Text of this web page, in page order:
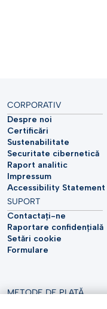
CORPORATIV
Despre noi
Certificări
Sustenabilitate
Securitate cibernetică
Raport analitic
Impressum
Accessibility Statement
SUPORT
Contactați-ne
Raportare confidențială
Setări cookie
Formulare
METODE DE PLATĂ